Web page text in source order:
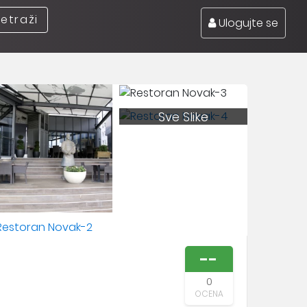
Ulogujte se
Sve Slike
--
0
OCENA